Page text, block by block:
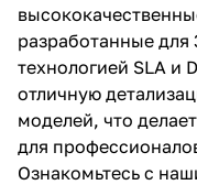
разработанные для
технологией SLA и
отличную
моделей, что
для
Ознакомьтесь с